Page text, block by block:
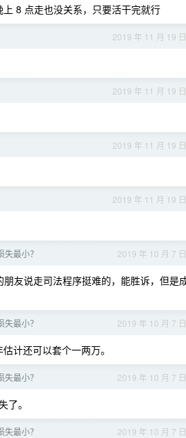
8 点走也没关系，只要活干完就行
2019 年 11 月 19 日
2019 年 11 月 19 日
2019 年 11 月 19 日
2019 年 11 月 19 日
2019 年 10 月 7 日
最小？
友说走司法程序挺难的，能胜诉，但是
2019 年 10 月 7 日
最小？
计还可以套个一两万。
2019 年 10 月 7 日
最小？
。
2019 年 10 月 7 日
最小？